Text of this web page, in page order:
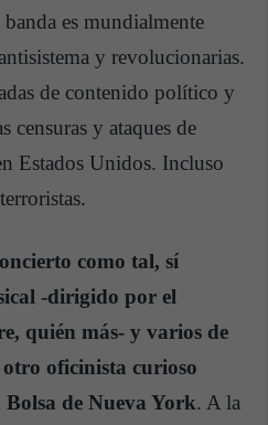
es mundialmente
y revolucionarias.
de contenido político y
censuras y ataques de
Estados Unidos. Incluso
como tal, sí
-dirigido por el
quién más- y varios de
oficinista curioso
de Nueva York. A la